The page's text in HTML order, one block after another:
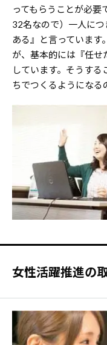
ってもらうことが必
32名なので）一人に
ある』と言っています
が、基本的には『任せ
しています。そうす
ちでつくるようになる
女性活躍推進の